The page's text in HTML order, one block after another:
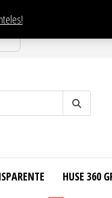
HUSE 360